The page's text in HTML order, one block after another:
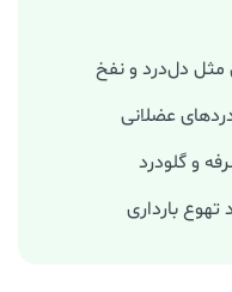
دل‌درد و نفخ
عضلانی
و گلودرد
بارداری